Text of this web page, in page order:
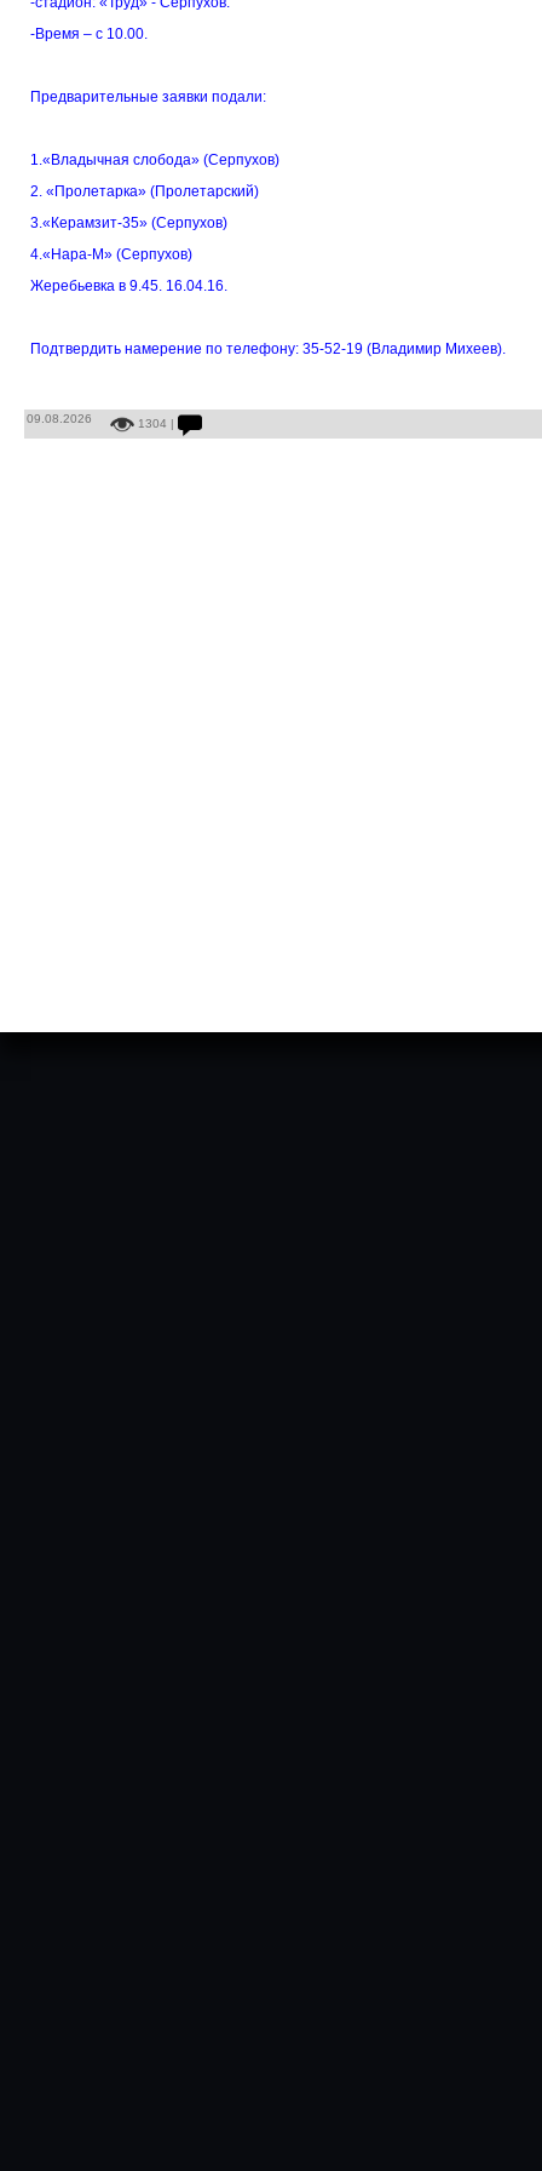
-Время – с 10.00.
Предварительные заявки подали:
1.«Владычная слобода» (Серпухов)
2. «Пролетарка» (Пролетарский)
3.«Керамзит-35» (Серпухов)
4.«Нара-М» (Серпухов)
Жеребьевка в 9.45. 16.04.16.
Подтвердить намерение по телефону: 35-52-19 (Владимир Михеев).
09.08.2026 1304 |